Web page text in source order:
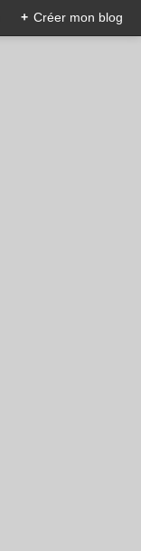
+ Créer mon blog